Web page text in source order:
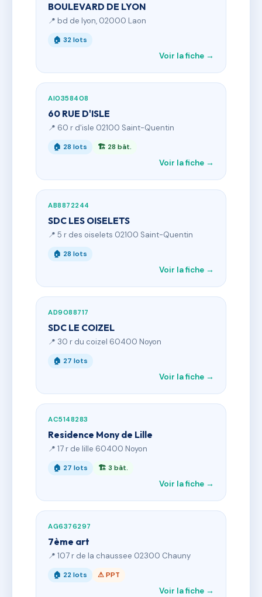
BOULEVARD DE LYON
📍 bd de lyon, 02000 Laon
🏠 32 lots
Voir la fiche →
AI0358408
60 RUE D'ISLE
📍 60 r d'isle 02100 Saint-Quentin
🏠 28 lots 🏗 28 bât.
Voir la fiche →
AB8872244
SDC LES OISELETS
📍 5 r des oiselets 02100 Saint-Quentin
🏠 28 lots
Voir la fiche →
AD9088717
SDC LE COIZEL
📍 30 r du coizel 60400 Noyon
🏠 27 lots
Voir la fiche →
AC5148283
Residence Mony de Lille
📍 17 r de lille 60400 Noyon
🏠 27 lots 🏗 3 bât.
Voir la fiche →
AG6376297
7ème art
📍 107 r de la chaussee 02300 Chauny
🏠 22 lots ⚠ PPT
Voir la fiche →